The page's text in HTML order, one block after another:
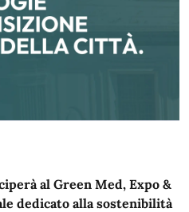
al Green Med, Expo &
dedicato alla sostenibilità